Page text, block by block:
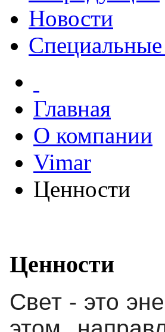
Новости
Главная
О компании
Vimar
Ценности
Ценности
Свет - это